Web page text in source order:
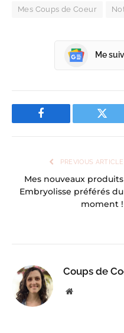
Mes Coups de Coeur
Me
Facebook
PREVIOUS ARTICLE
Mes nouveaux produits
Embryolisse préférés du
moment !
Coups de
Website